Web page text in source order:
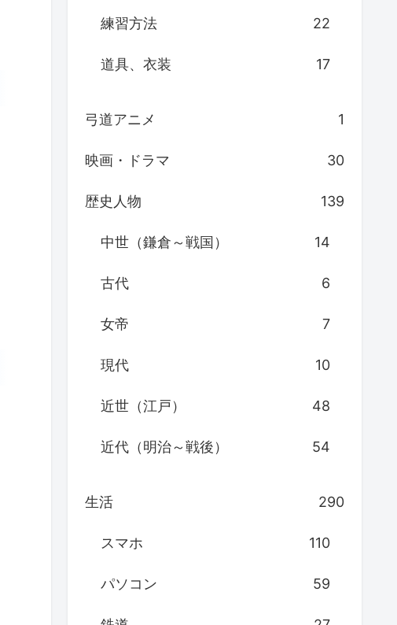
練習方法 22
道具、衣装 17
弓道アニメ 1
映画・ドラマ 30
歴史人物 139
中世（鎌倉～戦国） 14
古代 6
女帝 7
現代 10
近世（江戸） 48
近代（明治～戦後） 54
生活 290
スマホ 110
パソコン 59